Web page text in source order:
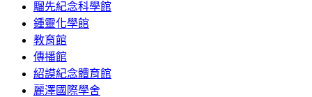
騮先紀念科學館
鍾靈化學館
教育館
傳播館
紹謨紀念體育館
麗澤國際學舍